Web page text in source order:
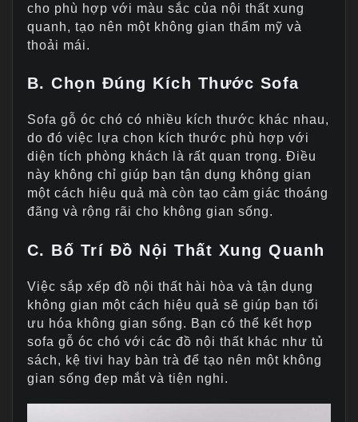
cho phù hợp với màu sắc của nội thất xung
quanh, tạo nên một không gian thẩm mỹ và
thoải mái.
B. Chọn Đúng Kích Thước Sofa
Sofa gỗ óc chó có nhiều kích thước khác nhau,
do đó việc lựa chọn kích thước phù hợp với
diện tích phòng khách là rất quan trọng. Điều
này không chỉ giúp bạn tận dụng không gian
một cách hiệu quả mà còn tạo cảm giác thoáng
đãng và rộng rãi cho không gian sống.
C. Bố Trí Đồ Nội Thất Xung Quanh
Việc sắp xếp đồ nội thất hài hòa và tận dụng
không gian một cách hiệu quả sẽ giúp bạn tối
ưu hóa không gian sống. Bạn có thể kết hợp
sofa gỗ óc chó với các đồ nội thất khác như tủ
sách, kệ tivi hay bàn trà để tạo nên một không
gian sống đẹp mắt và tiện nghi.